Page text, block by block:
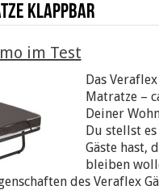
klappbar
im Test
Das
Matratze –
Deiner
Du stellst
Gäste hast,
bleiben
des Veraflex